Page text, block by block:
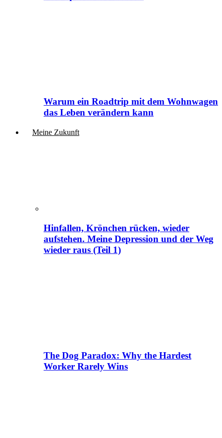
Warum ein Roadtrip mit dem Wohnwagen
das Leben verändern kann
Meine Zukunft
Hinfallen, Krönchen rücken, wieder
aufstehen. Meine Depression und der Weg
wieder raus (Teil 1)
The Dog Paradox: Why the Hardest
Worker Rarely Wins